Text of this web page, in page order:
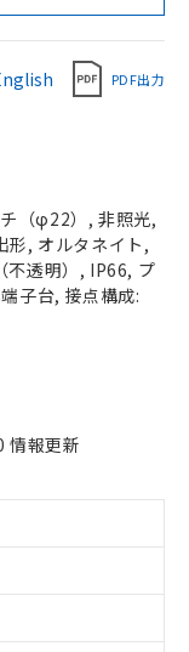
PDF出力
（φ22）, 非照光,
形, オルタネイト,
不透明）, IP66, プ
子台, 接点構成:
情報更新